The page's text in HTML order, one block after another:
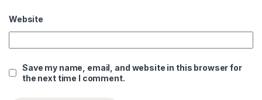
Website
Save my name, email, and website in this browser for
the next time I comment.